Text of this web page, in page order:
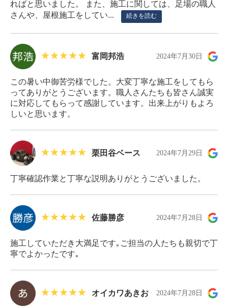
ればと思いました。 また、施工に関しては、足場の職人
さんや、屋根施工をしてい...
続きを読む
富岡邦浩 2024年7月30日
この暑い中御苦労様でした。大変丁寧な施工をしてもら
ってありがとうございます。職人さんたちも皆さん誠実
に対応してもらって感謝しています。出来上がりもよろ
しいと思います。
栗田谷ベース 2024年7月29日
丁寧確認作業と丁寧な説明ありがとうございました。
佐藤勝彦 2024年7月28日
施工していただき大満足です｡ご担当の人たちも親切で丁
寧でよかったです｡
オイカワあきお 2024年7月28日